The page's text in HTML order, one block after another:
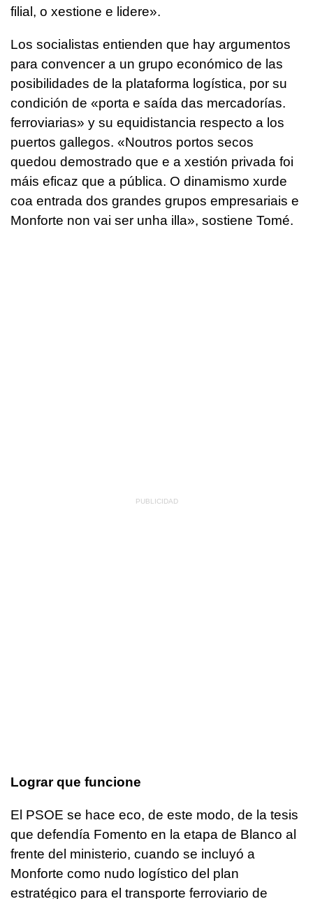
filial, o xestione e lidere».
Los socialistas entienden que hay argumentos
para convencer a un grupo económico de las
posibilidades de la plataforma logística, por su
condición de «porta e saída das mercadorías.
ferroviarias» y su equidistancia respecto a los
puertos gallegos. «Noutros portos secos
quedou demostrado que e a xestión privada foi
máis eficaz que a pública. O dinamismo xurde
coa entrada dos grandes grupos empresariais e
Monforte non vai ser unha illa», sostiene Tomé.
Lograr que funcione
El PSOE se hace eco, de este modo, de la tesis
que defendía Fomento en la etapa de Blanco al
frente del ministerio, cuando se incluyó a
Monforte como nudo logístico del plan
estratégico para el transporte ferroviario de